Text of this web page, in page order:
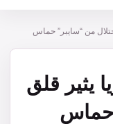
من “سايبر” حماس
يثير قلق
حماس